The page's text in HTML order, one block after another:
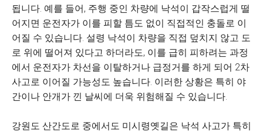
됩니다. 예를 들어, 주행 중인 차량에 낙석이 갑작스럽게 떨
어지면 운전자가 이를 피할 틈도 없이 직접적인 충돌로 이
어질 수 있습니다. 설령 낙석이 차량을 직접 덮치지 않고 도
로 위에 떨어져 있다고 하더라도, 이를 급히 피하려는 과정
에서 운전자가 차선을 이탈하거나 급정거를 하게 되어 2차
사고로 이어질 가능성도 높습니다. 이러한 상황은 특히 야
간이나 안개가 낀 날씨에 더욱 위험해질 수 있습니다.
강원도 산간도로 중에서도 미시령옛길은 낙석 사고가 특히